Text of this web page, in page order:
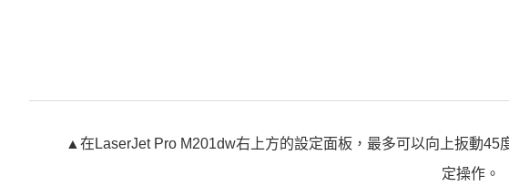
▲在LaserJet Pro M201dw右上方的設定面板，最多可以向上扳動
定操作。